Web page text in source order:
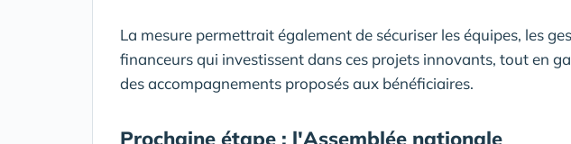
La mesure permettrait également de sécuriser les équipes, les
financeurs qui investissent dans ces projets innovants, tout en
des accompagnements proposés aux bénéficiaires.
Prochaine étape : l'Assemblée nationale